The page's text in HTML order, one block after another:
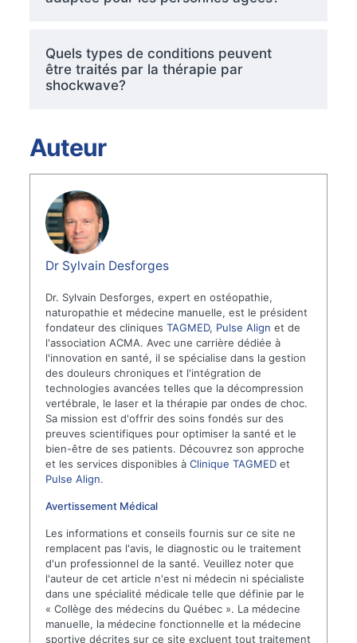
Quels types de conditions peuvent
être traités par la thérapie par
shockwave?
Auteur
Dr Sylvain Desforges
Dr. Sylvain Desforges, expert en ostéopathie,
naturopathie et médecine manuelle, est le président
fondateur des cliniquesTAGMED, Pulse Align et de
l'association ACMA. Avec une carrière dédiée à
l'innovation en santé, il se spécialise dans la gestion
des douleurs chroniques et l'intégration de
technologies avancées telles que la décompression
vertébrale, le laser et la thérapie par ondes de choc.
Sa mission est d'offrir des soins fondés sur des
preuves scientifiques pour optimiser la santé et le
bien-être de ses patients. Découvrez son approche
et les services disponibles àClinique TAGMED et
Pulse Align.
Avertissement Médical
Les informations et conseils fournis sur ce site ne
remplacent pas l'avis, le diagnostic ou le traitement
d'un professionnel de la santé. Veuillez noter que
l'auteur de cet article n'est ni médecin ni spécialiste
dans une spécialité médicale telle que définie par le
« Collège des médecins du Québec ». La médecine
manuelle, la médecine fonctionnelle et la médecine
sportive décrites sur ce site excluent tout traitement